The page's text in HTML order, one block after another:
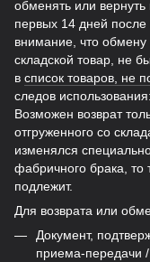
обменять или
первых 14 дней после
внимание, что обмену
складской товар, не
в список товаров, не
следов
Возможен возврат
отгруженного со
изменялся
фабричного брака, то
подлежит.
Для возврата или
Документ,
приема-передачи